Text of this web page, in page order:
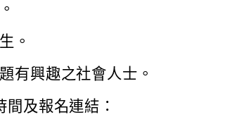
。
有興趣之社會人士。
及報名連結：